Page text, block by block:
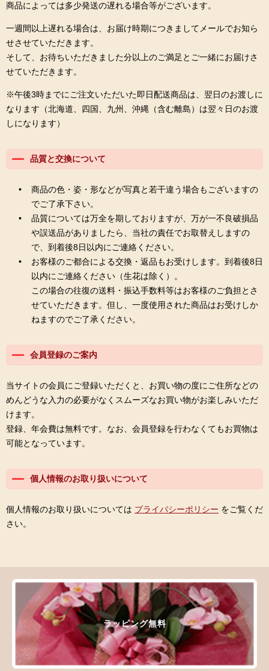
商品によっては多少発送の遅れる場合等がございます。
一週間以上遅れる場合は、お届け時期につきましてメールでお知ら
せさせていただきます。
そして、お待ちいただきました分以上のご満足とご一緒にお届けさ
せていただきます。
※午後3時までにご注文いただいた即日配送商品は、翌日のお渡しに
なります（北海道、四国、九州、沖縄（含む離島）は翌々日のお渡
しになります）
品質と交換について
商品の色・姿・形などが写真と若干違う場合もございますの
でご了承下さい。
品質については万全を期しておりますが、万が一不良破損品
や誤送品がありましたら、当社の責任でお取替えしますの
で、到着後8日以内にご連絡ください。
お客様のご都合による交換・返品もお受けします。到着後8日
以内にご連絡ください（生花は除く）。
この場合の往復の送料・振込手数料等はお客様のご負担とさ
せていただきます。但し、一度使用された商品はお受けしか
ねますのでご了承ください。
会員登録のご案内
当サイトの会員にご登録いただくと、お買い物の度にご住所などの
めんどうな入力の必要がなくスムーズなお買い物がお楽しみいただ
けます。
登録、年会費は無料です。なお、会員登録を行わなくてもお買物は
可能となっています。
個人情報のお取り扱いについて
個人情報のお取り扱いについては プライバシーポリシー をご覧くだ
さい。
ラッピング無料